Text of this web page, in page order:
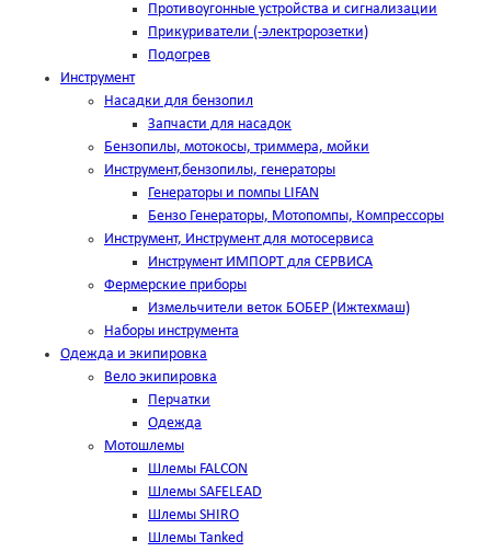
Противоугонные устройства и сигнализации
Прикуриватели (-электророзетки)
Подогрев
Инструмент
Насадки для бензопил
Запчасти для насадок
Бензопилы, мотокосы, триммера, мойки
Инструмент,бензопилы, генераторы
Генераторы и помпы LIFAN
Бензо Генераторы, Мотопомпы, Компрессоры
Инструмент, Инструмент для мотосервиса
Инструмент ИМПОРТ для СЕРВИСА
Фермерские приборы
Измельчители веток БОБЕР (Ижтехмаш)
Наборы инструмента
Одежда и экипировка
Вело экипировка
Перчатки
Одежда
Мотошлемы
Шлемы FALCON
Шлемы SAFELEAD
Шлемы SHIRO
Шлемы Tanked